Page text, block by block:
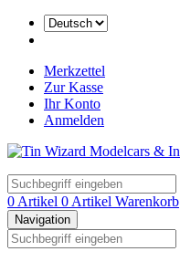
Merkzettel
Zur Kasse
Ihr Konto
Anmelden
0 Artikel 0 Artikel Warenkorb
Navigation